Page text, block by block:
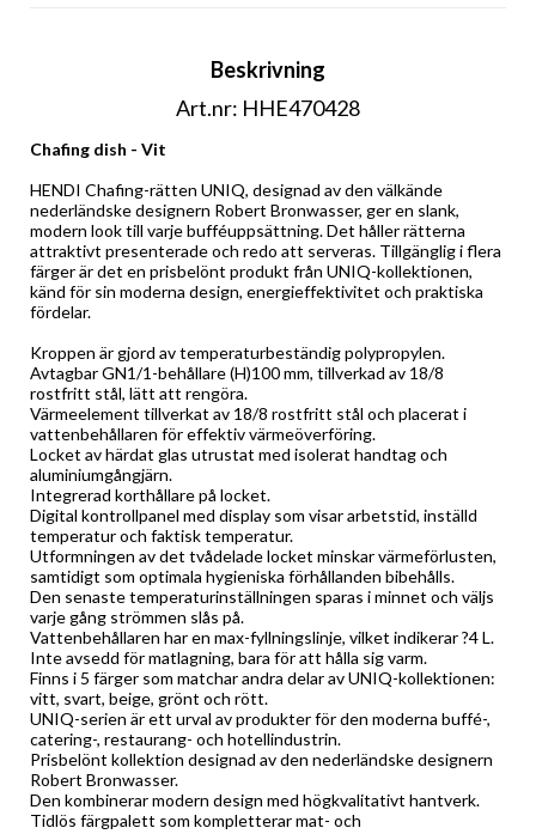
Beskrivning
Art.nr: HHE470428
Chafing dish - Vit
HENDI Chafing-rätten UNIQ, designad av den välkände
nederländske designern Robert Bronwasser, ger en slank,
modern look till varje bufféuppsättning. Det håller rätterna
attraktivt presenterade och redo att serveras. Tillgänglig i flera
färger är det en prisbelönt produkt från UNIQ-kollektionen,
känd för sin moderna design, energieffektivitet och praktiska
fördelar.
Kroppen är gjord av temperaturbeständig polypropylen.
Avtagbar GN1/1-behållare (H)100 mm, tillverkad av 18/8
rostfritt stål, lätt att rengöra.
Värmeelement tillverkat av 18/8 rostfritt stål och placerat i
vattenbehållaren för effektiv värmeöverföring.
Locket av härdat glas utrustat med isolerat handtag och
aluminiumgångjärn.
Integrerad korthållare på locket.
Digital kontrollpanel med display som visar arbetstid, inställd
temperatur och faktisk temperatur.
Utformningen av det tvådelade locket minskar värmeförlusten,
samtidigt som optimala hygieniska förhållanden bibehålls.
Den senaste temperaturinställningen sparas i minnet och väljs
varje gång strömmen slås på.
Vattenbehållaren har en max-fyllningslinje, vilket indikerar ?4 L.
Inte avsedd för matlagning, bara för att hålla sig varm.
Finns i 5 färger som matchar andra delar av UNIQ-kollektionen:
vitt, svart, beige, grönt och rött.
UNIQ-serien är ett urval av produkter för den moderna buffé-,
catering-, restaurang- och hotellindustrin.
Prisbelönt kollektion designad av den nederländske designern
Robert Bronwasser.
Den kombinerar modern design med högkvalitativt hantverk.
Tidlös färgpalett som kompletterar mat- och